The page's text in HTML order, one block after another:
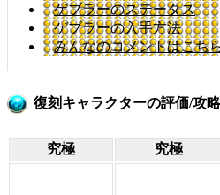
ゲブラーのステータス
ゲブラーの入手方法
みんなのコメントはこち
復刻キャラクターの評価/攻略
究極 究極